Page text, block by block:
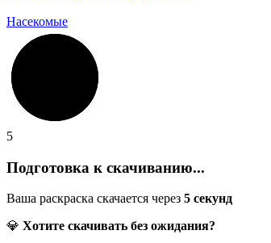
Насекомые
5
Подготовка к скачиванию...
Ваша раскраска скачается через 5 секунд
💎 Хотите скачивать без ожидания?